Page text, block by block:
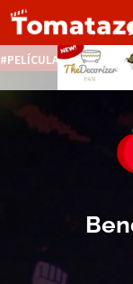
PELÍCULAS